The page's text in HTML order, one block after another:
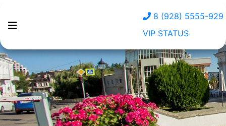
8 (928) 5555-929
VIP STATUS